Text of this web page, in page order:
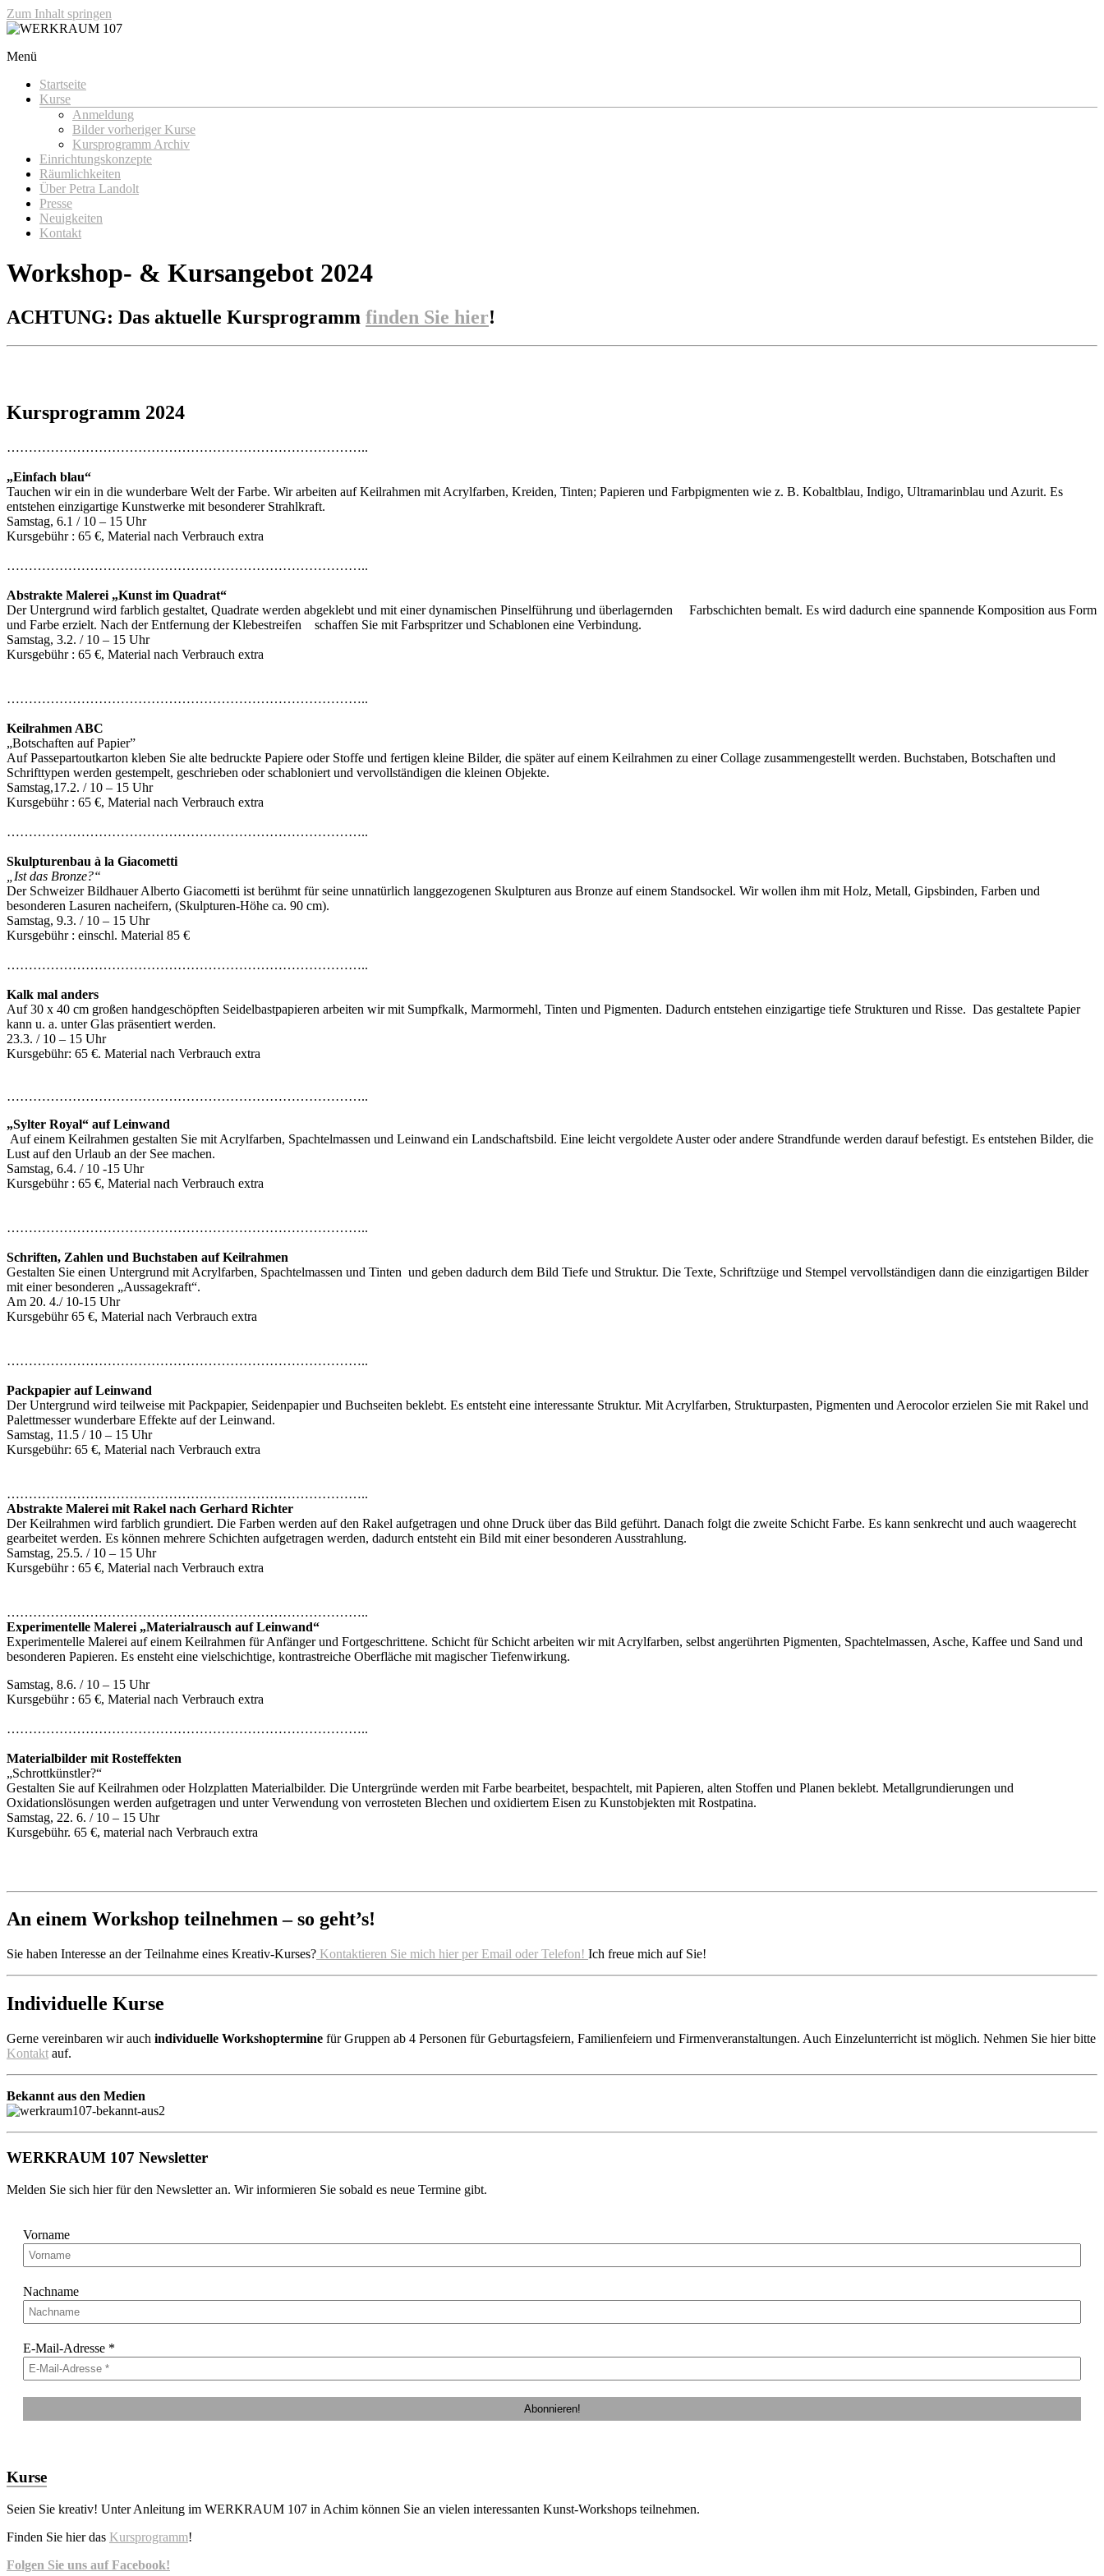
Zum Inhalt springen
Menü
Startseite
Kurse
Anmeldung
Bilder vorheriger Kurse
Kursprogramm Archiv
Einrichtungskonzepte
Räumlichkeiten
Über Petra Landolt
Presse
Neuigkeiten
Kontakt
Workshop- & Kursangebot 2024
ACHTUNG: Das aktuelle Kursprogramm finden Sie hier!
Kursprogramm 2024
………………………………………………………………………..
„Einfach blau“
Tauchen wir ein in die wunderbare Welt der Farbe. Wir arbeiten auf Keilrahmen mit Acrylfarben, Kreiden, Tinten; Papieren und Farbpigmenten wie z. B. Kobaltblau, Indigo, Ultramarinblau und Azurit. Es
entstehen einzigartige Kunstwerke mit besonderer Strahlkraft.
Samstag, 6.1 / 10 – 15 Uhr
Kursgebühr : 65 €, Material nach Verbrauch extra
………………………………………………………………………..
Abstrakte Malerei „Kunst im Quadrat“
Der Untergrund wird farblich gestaltet, Quadrate werden abgeklebt und mit einer dynamischen Pinselführung und überlagernden Farbschichten bemalt. Es wird dadurch eine spannende Komposition aus Form
und Farbe erzielt. Nach der Entfernung der Klebestreifen schaffen Sie mit Farbspritzer und Schablonen eine Verbindung.
Samstag, 3.2. / 10 – 15 Uhr
Kursgebühr : 65 €, Material nach Verbrauch extra
………………………………………………………………………..
Keilrahmen ABC
„Botschaften auf Papier”
Auf Passepartoutkarton kleben Sie alte bedruckte Papiere oder Stoffe und fertigen kleine Bilder, die später auf einem Keilrahmen zu einer Collage zusammengestellt werden. Buchstaben, Botschaften und
Schrifttypen werden gestempelt, geschrieben oder schabloniert und vervollständigen die kleinen Objekte.
Samstag,17.2. / 10 – 15 Uhr
Kursgebühr : 65 €, Material nach Verbrauch extra
………………………………………………………………………..
Skulpturenbau à la Giacometti
„Ist das Bronze?“
Der Schweizer Bildhauer Alberto Giacometti ist berühmt für seine unnatürlich langgezogenen Skulpturen aus Bronze auf einem Standsockel. Wir wollen ihm mit Holz, Metall, Gipsbinden, Farben und
besonderen Lasuren nacheifern, (Skulpturen-Höhe ca. 90 cm).
Samstag, 9.3. / 10 – 15 Uhr
Kursgebühr : einschl. Material 85 €
………………………………………………………………………..
Kalk mal anders
Auf 30 x 40 cm großen handgeschöpften Seidelbastpapieren arbeiten wir mit Sumpfkalk, Marmormehl, Tinten und Pigmenten. Dadurch entstehen einzigartige tiefe Strukturen und Risse. Das gestaltete Papier
kann u. a. unter Glas präsentiert werden.
23.3. / 10 – 15 Uhr
Kursgebühr: 65 €. Material nach Verbrauch extra
………………………………………………………………………..
„Sylter Royal“ auf Leinwand
Auf einem Keilrahmen gestalten Sie mit Acrylfarben, Spachtelmassen und Leinwand ein Landschaftsbild. Eine leicht vergoldete Auster oder andere Strandfunde werden darauf befestigt. Es entstehen Bilder, die
Lust auf den Urlaub an der See machen.
Samstag, 6.4. / 10 -15 Uhr
Kursgebühr : 65 €, Material nach Verbrauch extra
………………………………………………………………………..
Schriften, Zahlen und Buchstaben auf Keilrahmen
Gestalten Sie einen Untergrund mit Acrylfarben, Spachtelmassen und Tinten und geben dadurch dem Bild Tiefe und Struktur. Die Texte, Schriftzüge und Stempel vervollständigen dann die einzigartigen Bilder
mit einer besonderen „Aussagekraft“.
Am 20. 4./ 10-15 Uhr
Kursgebühr 65 €, Material nach Verbrauch extra
………………………………………………………………………..
Packpapier auf Leinwand
Der Untergrund wird teilweise mit Packpapier, Seidenpapier und Buchseiten beklebt. Es entsteht eine interessante Struktur. Mit Acrylfarben, Strukturpasten, Pigmenten und Aerocolor erzielen Sie mit Rakel und
Palettmesser wunderbare Effekte auf der Leinwand.
Samstag, 11.5 / 10 – 15 Uhr
Kursgebühr: 65 €, Material nach Verbrauch extra
………………………………………………………………………..
Abstrakte Malerei mit Rakel nach Gerhard Richter
Der Keilrahmen wird farblich grundiert. Die Farben werden auf den Rakel aufgetragen und ohne Druck über das Bild geführt. Danach folgt die zweite Schicht Farbe. Es kann senkrecht und auch waagerecht
gearbeitet werden. Es können mehrere Schichten aufgetragen werden, dadurch entsteht ein Bild mit einer besonderen Ausstrahlung.
Samstag, 25.5. / 10 – 15 Uhr
Kursgebühr : 65 €, Material nach Verbrauch extra
………………………………………………………………………..
Experimentelle Malerei „Materialrausch auf Leinwand“
Experimentelle Malerei auf einem Keilrahmen für Anfänger und Fortgeschrittene. Schicht für Schicht arbeiten wir mit Acrylfarben, selbst angerührten Pigmenten, Spachtelmassen, Asche, Kaffee und Sand und
besonderen Papieren. Es ensteht eine vielschichtige, kontrastreiche Oberfläche mit magischer Tiefenwirkung.
Samstag, 8.6. / 10 – 15 Uhr
Kursgebühr : 65 €, Material nach Verbrauch extra
………………………………………………………………………..
Materialbilder mit Rosteffekten
„Schrottkünstler?“
Gestalten Sie auf Keilrahmen oder Holzplatten Materialbilder. Die Untergründe werden mit Farbe bearbeitet, bespachtelt, mit Papieren, alten Stoffen und Planen beklebt. Metallgrundierungen und
Oxidationslösungen werden aufgetragen und unter Verwendung von verrosteten Blechen und oxidiertem Eisen zu Kunstobjekten mit Rostpatina.
Samstag, 22. 6. / 10 – 15 Uhr
Kursgebühr. 65 €, material nach Verbrauch extra
An einem Workshop teilnehmen – so geht’s!
Sie haben Interesse an der Teilnahme eines Kreativ-Kurses? Kontaktieren Sie mich hier per Email oder Telefon! Ich freue mich auf Sie!
Individuelle Kurse
Gerne vereinbaren wir auch individuelle Workshoptermine für Gruppen ab 4 Personen für Geburtagsfeiern, Familienfeiern und Firmenveranstaltungen. Auch Einzelunterricht ist möglich. Nehmen Sie hier bitte
Kontakt auf.
Bekannt aus den Medien
WERKRAUM 107 Newsletter
Melden Sie sich hier für den Newsletter an. Wir informieren Sie sobald es neue Termine gibt.
Vorname
Nachname
E-Mail-Adresse *
Kurse
Seien Sie kreativ! Unter Anleitung im WERKRAUM 107 in Achim können Sie an vielen interessanten Kunst-Workshops teilnehmen.
Finden Sie hier das Kursprogramm!
Folgen Sie uns auf Facebook!